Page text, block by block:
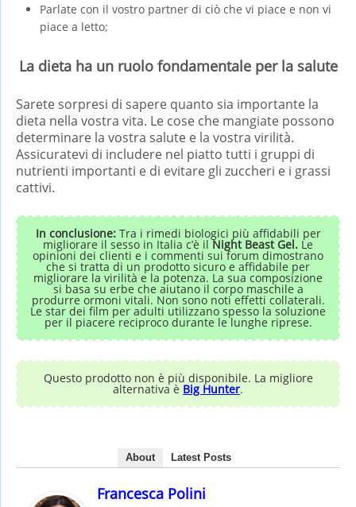
Parlate con il vostro partner di ciò che vi piace e non vi
piace a letto;
La dieta ha un ruolo fondamentale per la salute
Sarete sorpresi di sapere quanto sia importante la
dieta nella vostra vita. Le cose che mangiate possono
determinare la vostra salute e la vostra virilità.
Assicuratevi di includere nel piatto tutti i gruppi di
nutrienti importanti e di evitare gli zuccheri e i grassi
cattivi.
In conclusione:Tra i rimedi biologici più affidabili per
migliorare il sesso in Italia c’è ilNight Beast Gel. Le
opinioni dei clienti e i commenti sui forum dimostrano
che si tratta di un prodotto sicuro e affidabile per
migliorare la virilità e la potenza. La sua composizione
si basa su erbe che aiutano il corpo maschile a
produrre ormoni vitali. Non sono noti effetti collaterali.
Le star dei film per adulti utilizzano spesso la soluzione
per il piacere reciproco durante le lunghe riprese.
Questo prodotto non è più disponibile. La migliore
alternativa è Big Hunter.
About Latest Posts
Francesca Polini